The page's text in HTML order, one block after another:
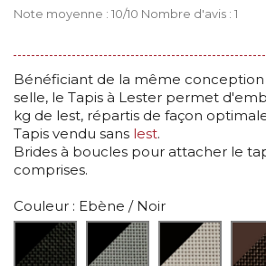
Note moyenne : 10/10 Nombre d'avis : 1
Bénéficiant de la même conception
selle, le Tapis à Lester permet
kg de lest, répartis de façon
Tapis vendu sans lest.
Brides à boucles pour attacher le
comprises.
Couleur : Ebène / Noir